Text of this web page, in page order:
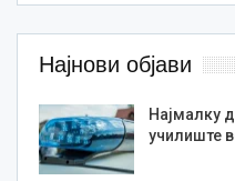
Најнови објави
Најмалку
училиште